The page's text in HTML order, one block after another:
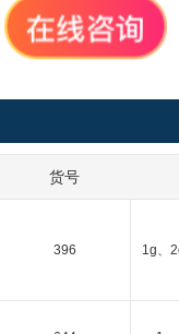
货号
396 1g、